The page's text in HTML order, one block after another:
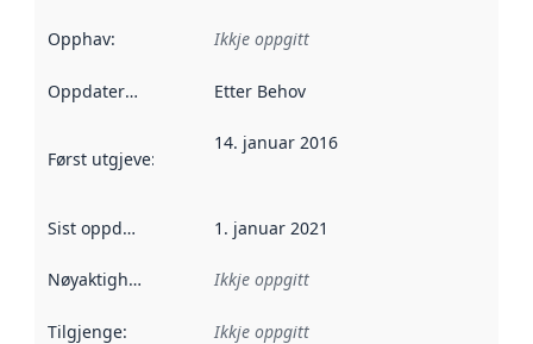
Opphav: Ikkje oppgitt
Oppdateringsfrekvens :
Etter Behov
Først utgjeve: Denne datoen seier når dataa i dette
14. januar 2016
Sist oppdatert 1. januar 2021
Nøyaktigheit Ikkje oppgitt
Tilgjenge: Ikkje oppgitt